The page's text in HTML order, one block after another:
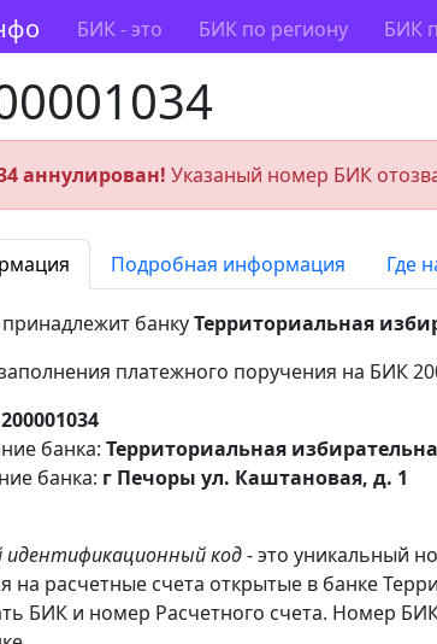
БИК - это БИК по региону БИК
аннулирован! Указаный номер БИК
Подробная информация Где
принадлежит банкуТерриториальная
платежного поручения на БИК
200001034
банка: Территориальная
банка: г Печоры ул. Каштановая, д. 1
идентификационный код- это уникальный
на расчетные счета открытые в банке
БИК и номер Расчетного счета. Номер